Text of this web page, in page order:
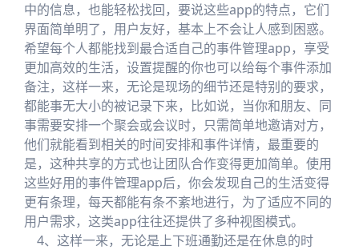
中的信息，也能轻松找回，要说这些app的特点，它们
界面简单明了，用户友好，基本上不会让人感到困惑。
希望每个人都能找到最合适自己的事件管理app，享受
更加高效的生活，设置提醒的你也可以给每个事件添加
备注，这样一来，无论是现场的细节还是特别的要求，
都能事无大小的被记录下来，比如说，当你和朋友、同
事需要安排一个聚会或会议时，只需简单地邀请对方，
他们就能看到相关的时间安排和事件详情，最重要的
是，这种共享的方式也让团队合作变得更加简单。使用
这些好用的事件管理app后，你会发现自己的生活变得
更有条理，每天都能有条不紊地进行，为了适应不同的
用户需求，这类app往往还提供了多种视图模式。
4、这样一来，无论是上下班通勤还是在休息的时